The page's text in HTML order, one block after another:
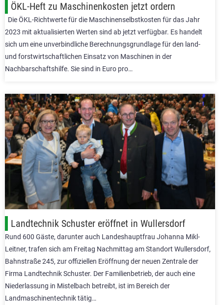
ÖKL-Heft zu Maschinenkosten jetzt ordern
Die ÖKL-Richtwerte für die Maschinenselbstkosten für das Jahr
2023 mit aktualisierten Werten sind ab jetzt verfügbar. Es handelt
sich um eine unverbindliche Berechnungsgrundlage für den land-
und forstwirtschaftlichen Einsatz von Maschinen in der
Nachbarschaftshilfe. Sie sind in Euro pro…
Landtechnik Schuster eröffnet in Wullersdorf
Rund 600 Gäste, darunter auch Landeshauptfrau Johanna Mikl-
Leitner, trafen sich am Freitag Nachmittag am Standort Wullersdorf,
Bahnstraße 245, zur offiziellen Eröffnung der neuen Zentrale der
Firma Landtechnik Schuster. Der Familienbetrieb, der auch eine
Niederlassung in Mistelbach betreibt, ist im Bereich der
Landmaschinentechnik tätig…